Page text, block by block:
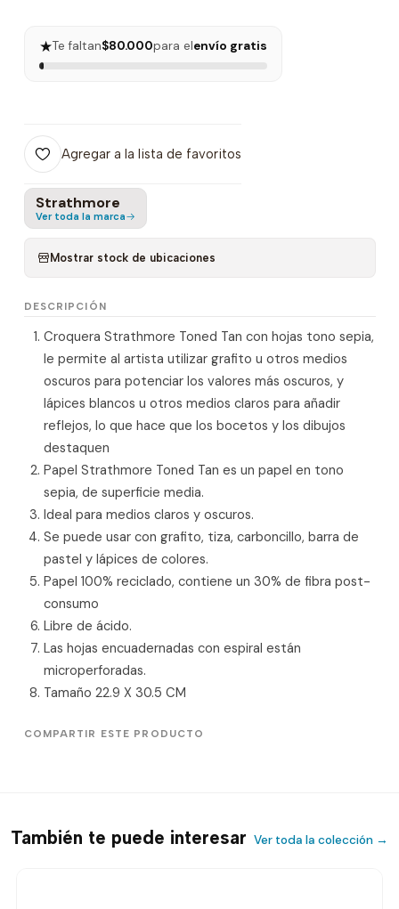
★Te faltan$80.000para elenvío gratis
Agregar a la lista de favoritos
Strathmore
Ver toda la marca
Mostrar stock de ubicaciones
DESCRIPCIÓN
Croquera Strathmore Toned Tan con hojas tono sepia,
le permite al artista utilizar grafito u otros medios
oscuros para potenciar los valores más oscuros, y
lápices blancos u otros medios claros para añadir
reflejos, lo que hace que los bocetos y los dibujos
destaquen
Papel Strathmore Toned Tan es un papel en tono
sepia, de superficie media.
Ideal para medios claros y oscuros.
Se puede usar con grafito, tiza, carboncillo, barra de
pastel y lápices de colores.
Papel 100% reciclado, contiene un 30% de fibra post-
consumo
Libre de ácido.
Las hojas encuadernadas con espiral están
microperforadas.
Tamaño 22.9 X 30.5 CM
COMPARTIR ESTE PRODUCTO
También te puede interesar Ver toda la colección →